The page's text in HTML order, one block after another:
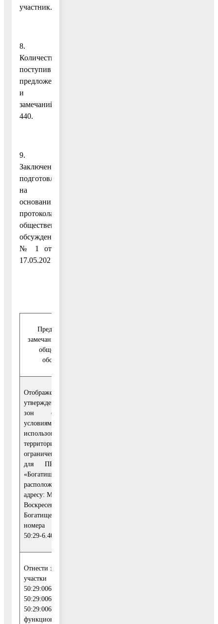
участник.
8.
Количество
поступивших
предложений
и
замечаний:
440.
9.
Заключение
подготовлено
на
основании
протокола
общественных
обсуждений
№ 1 от
17.05.2021.
Предложения и
замечания участников
общественных
обсуждений
Отображение
утвержденной границы
зон с особыми
условиями
использования
территории «Зоны
ограничений застройки
для ПРТО станция
«Богатищево»,
расположенных по
адресу: Московская обл.,
Воскресенский р-н, н.п.
Богатищево (реестровые
номера 50:29-6.395 и
50:29-6.400)
Отнести земельные
участки
50:29:0060104:173,
50:29:0060104:174,
50:29:0060104:180 к
функциональной зоне К